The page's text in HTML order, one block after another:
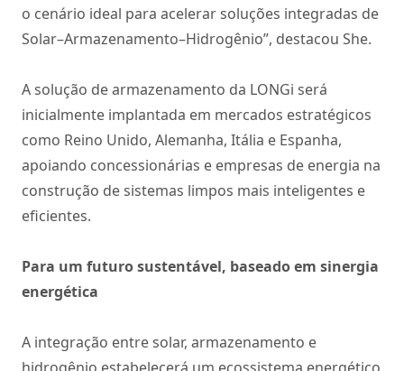
o cenário ideal para acelerar soluções integradas de
Solar–Armazenamento–Hidrogênio”, destacou She.
A solução de armazenamento da LONGi será
inicialmente implantada em mercados estratégicos
como Reino Unido, Alemanha, Itália e Espanha,
apoiando concessionárias e empresas de energia na
construção de sistemas limpos mais inteligentes e
eficientes.
Para um futuro sustentável, baseado em sinergia
energética
A integração entre solar, armazenamento e